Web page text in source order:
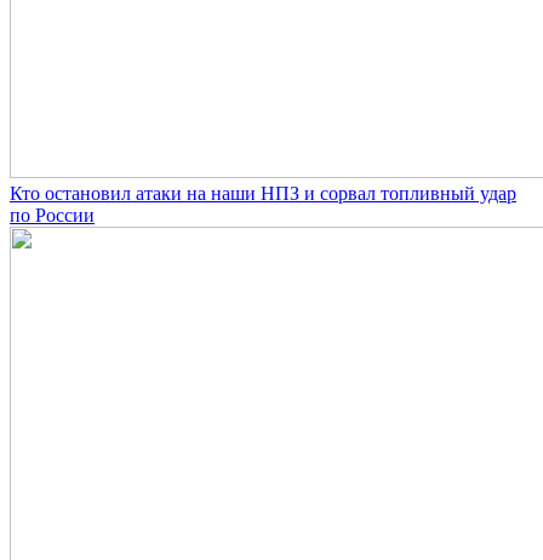
Кто остановил атаки на наши НПЗ и сорвал топливный удар
по России